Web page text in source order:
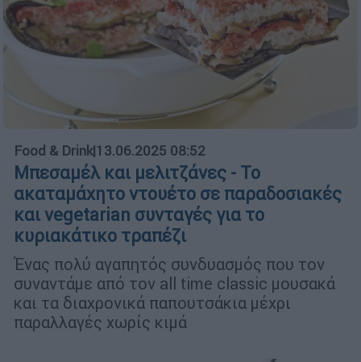
Food & Drink|13.06.2025 08:52
Μπεσαμέλ και μελιτζάνες - Το
ακαταμάχητο ντουέτο σε παραδοσιακές
και vegetarian συνταγές για το
κυριακάτικο τραπέζι
Ένας πολύ αγαπητός συνδυασμός που τον
συναντάμε από τον all time classic μουσακά
και τα διαχρονικά παπουτσάκια μέχρι
παραλλαγές χωρίς κιμά